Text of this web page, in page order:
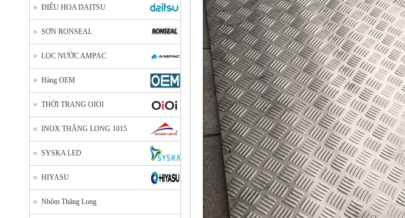
ĐIÊU HOA DAITSU
SƠN RONSEAL
LỌC NƯỚC AMPAC
Hàng OEM
THỜI TRANG OIOI
INOX THĂNG LONG 1015
SYSKA LED
HIYASU
Nhôm Thăng Long